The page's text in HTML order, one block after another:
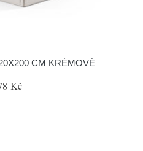
CM KRÉMOVÉ
Kč